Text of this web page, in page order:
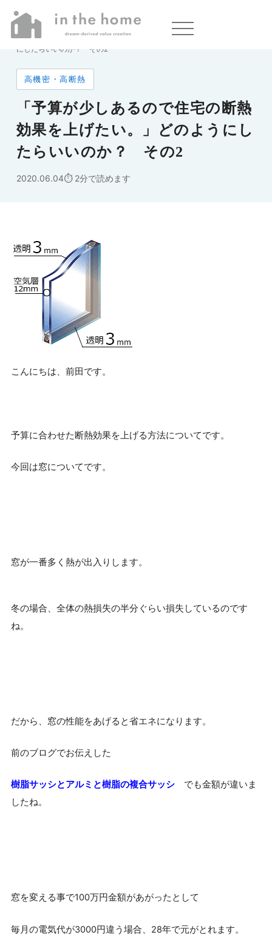
ホーム»
「予算が少しあるので住宅の断熱効果を上げたい。」どのよう
にしたらいいのか？ その2
高機密・高断熱
「予算が少しあるので住宅の断熱
効果を上げたい。」どのようにし
たらいいのか？ その2
2020.06.04 2分で読めます
こんにちは、前田です。
予算に合わせた断熱効果を上げる方法についてです。
今回は窓についてです。
窓が一番多く熱が出入りします。
冬の場合、全体の熱損失の半分ぐらい損失しているのです
ね。
だから、窓の性能をあげると省エネになります。
前のブログでお伝えした
樹脂サッシとアルミと樹脂の複合サッシでも金額が違いま
したね。
窓を変える事で100万円金額があがったとして
毎月の電気代が3000円違う場合、28年で元がとれます。